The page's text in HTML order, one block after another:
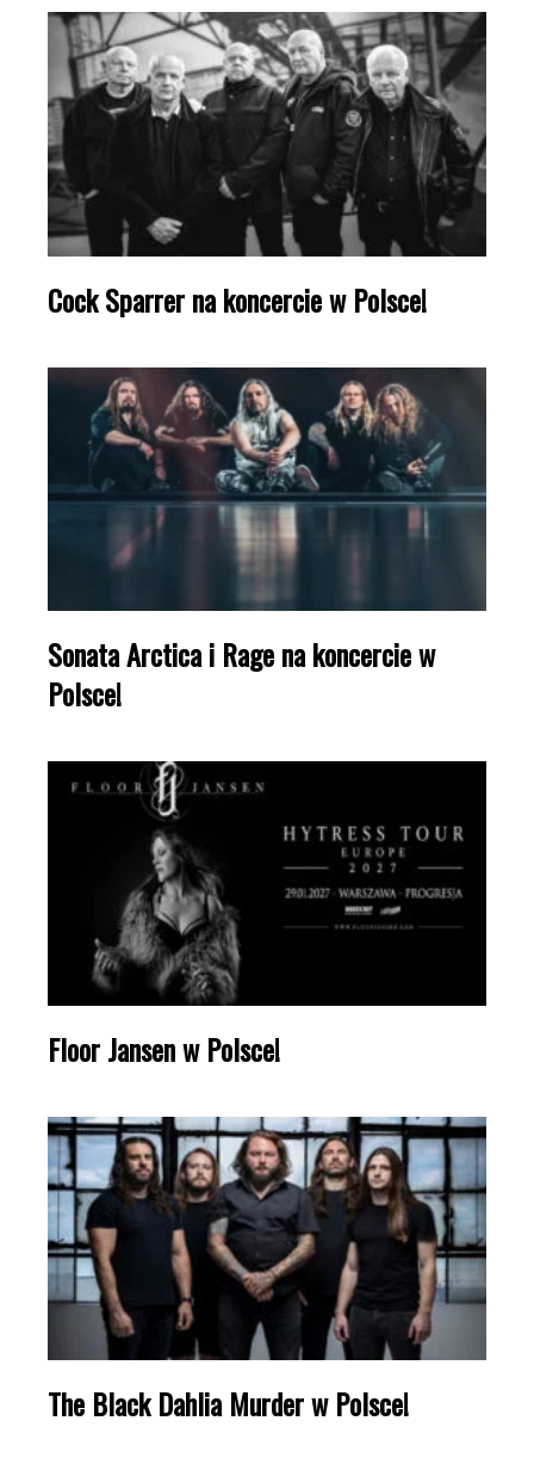
Cock Sparrer na koncercie w Polsce!
Sonata Arctica i Rage na koncercie w
Polsce!
Floor Jansen w Polsce!
The Black Dahlia Murder w Polsce!